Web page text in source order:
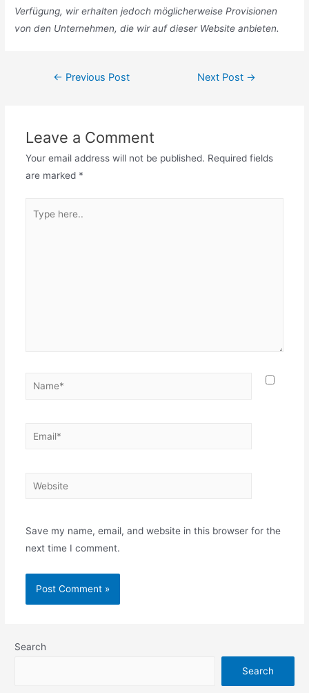
Verfügung, wir erhalten jedoch möglicherweise Provisionen
von den Unternehmen, die wir auf dieser Website anbieten.
Post← Previous Post Next Post →
Leave a Comment
Your email address will not be published. Required fields
are marked *
here..
Name*
Email*
Website
Save my name, email, and website in this browser for the
next time I comment.
Search
Search